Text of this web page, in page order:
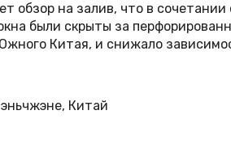
обзор на залив, что в
были скрыты за
Китая, и снижало